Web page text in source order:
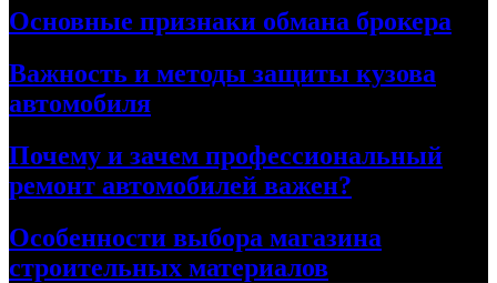
Основные признаки обмана брокера
Важность и методы защиты кузова
автомобиля
Почему и зачем профессиональный
ремонт автомобилей важен?
Особенности выбора магазина
строительных материалов